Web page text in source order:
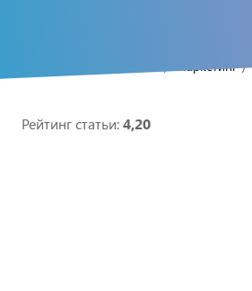
Маркетинг /
Рейтинг статьи:4,20